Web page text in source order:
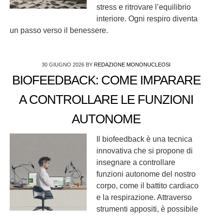
stress e ritrovare l’equilibrio
interiore. Ogni respiro diventa
un passo verso il benessere.
30 GIUGNO 2026 BY REDAZIONE MONONUCLEOSI
BIOFEEDBACK: COME IMPARARE
A CONTROLLARE LE FUNZIONI
AUTONOME
Il biofeedback è una tecnica
innovativa che si propone di
insegnare a controllare
funzioni autonome del nostro
corpo, come il battito cardiaco
e la respirazione. Attraverso
strumenti appositi, è possibile